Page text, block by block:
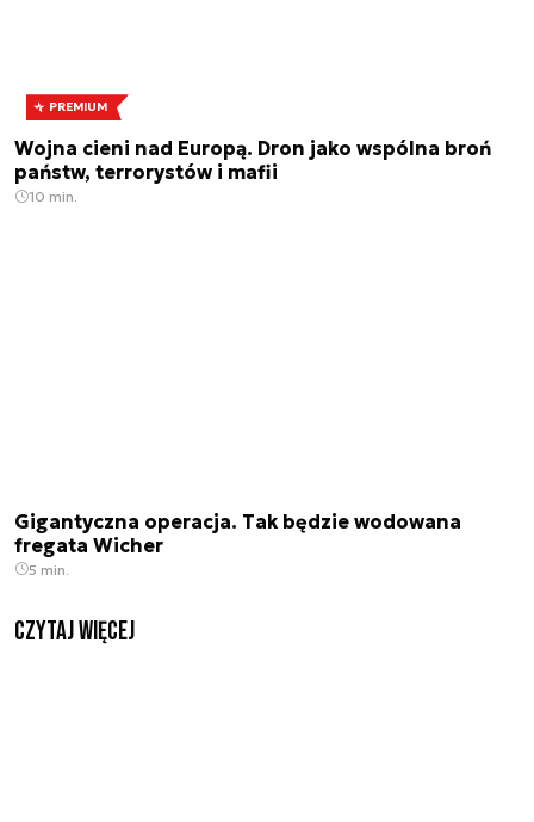
PREMIUM
Wojna cieni nad Europą. Dron jako wspólna broń
państw, terrorystów i mafii
10 min.
Gigantyczna operacja. Tak będzie wodowana
fregata Wicher
5 min.
czytaj więcej